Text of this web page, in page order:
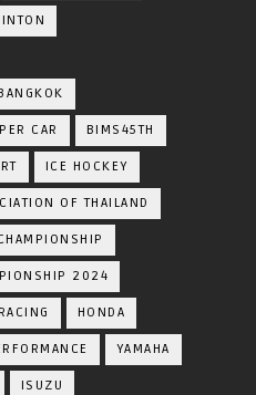
CAR BIMS45TH
ICE HOCKEY
OF THAILAND
2024
HONDA
YAMAHA
ISUZU